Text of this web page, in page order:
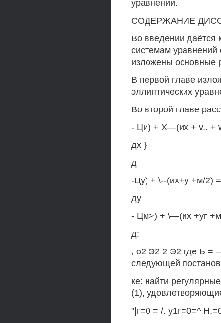
уравнений.
СОДЕРЖАНИЕ
Во введении даётся
системам уравнений
изложены основные
В первой главе
эллиптических
Во второй главе
- Ци) + Х—(их + v.. +
дх }
д
-Цу) + \--(их+у +м/2)
ду
- Цм>) + \—(их +уг
д:
, о2 Э2 2 Э2 где Ь =
следующей
ке: найти
(1),
"|г=0 = /. у1г=0=^